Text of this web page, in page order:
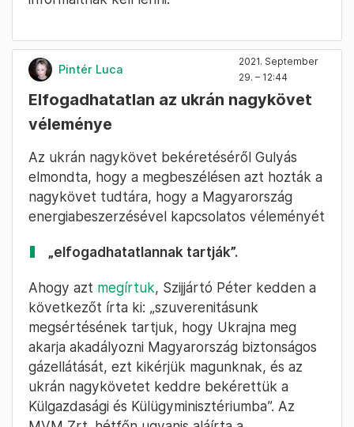
Pintér Luca
2021. September
29. – 12:44
Elfogadhatatlan az ukrán nagykövet
véleménye
Az ukrán nagykövet bekéretéséről Gulyás
elmondta, hogy a megbeszélésen azt hozták a
nagykövet tudtára, hogy a Magyarország
energiabeszerzésével kapcsolatos véleményét
„elfogadhatatlannak tartják”.
Ahogy azt megírtuk, Szijjártó Péter kedden a
következőt írta ki: „szuverenitásunk
megsértésének tartjuk, hogy Ukrajna meg
akarja akadályozni Magyarország biztonságos
gázellátását, ezt kikérjük magunknak, és az
ukrán nagykövetet keddre bekérettük a
Külgazdasági és Külügyminisztériumba”. Az